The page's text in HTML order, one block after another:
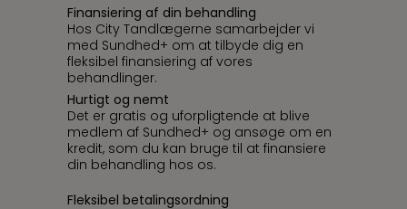
Finansiering af din behandling
Hos City Tandlægerne samarbejder vi
med Sundhed+ om at tilbyde dig en
fleksibel finansiering af vores
behandlinger.
Hurtigt og nemt
Det er gratis og uforpligtende at blive
medlem af Sundhed+ og ansøge om en
kredit, som du kan bruge til at finansiere
din behandling hos os.
Fleksibel betalingsordning